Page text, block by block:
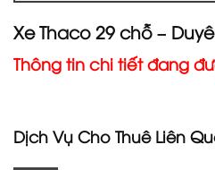
Xe Thaco 29 chỗ –
Thông tin chi tiết đang
Dịch Vụ Cho Thuê Liên